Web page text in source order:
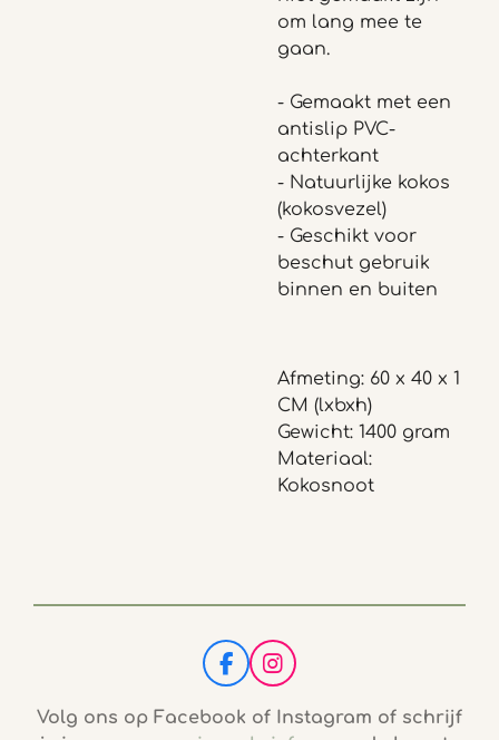
om lang mee te
gaan.
- Gemaakt met een
antislip PVC-
achterkant
- Natuurlijke kokos
(kokosvezel)
- Geschikt voor
beschut gebruik
binnen en buiten
Afmeting: 60 x 40 x 1
CM (lxbxh)
Gewicht: 1400 gram
Materiaal:
Kokosnoot
F
a
c
I
n
s
t
Volg ons op Facebook of Instagram of schrijf